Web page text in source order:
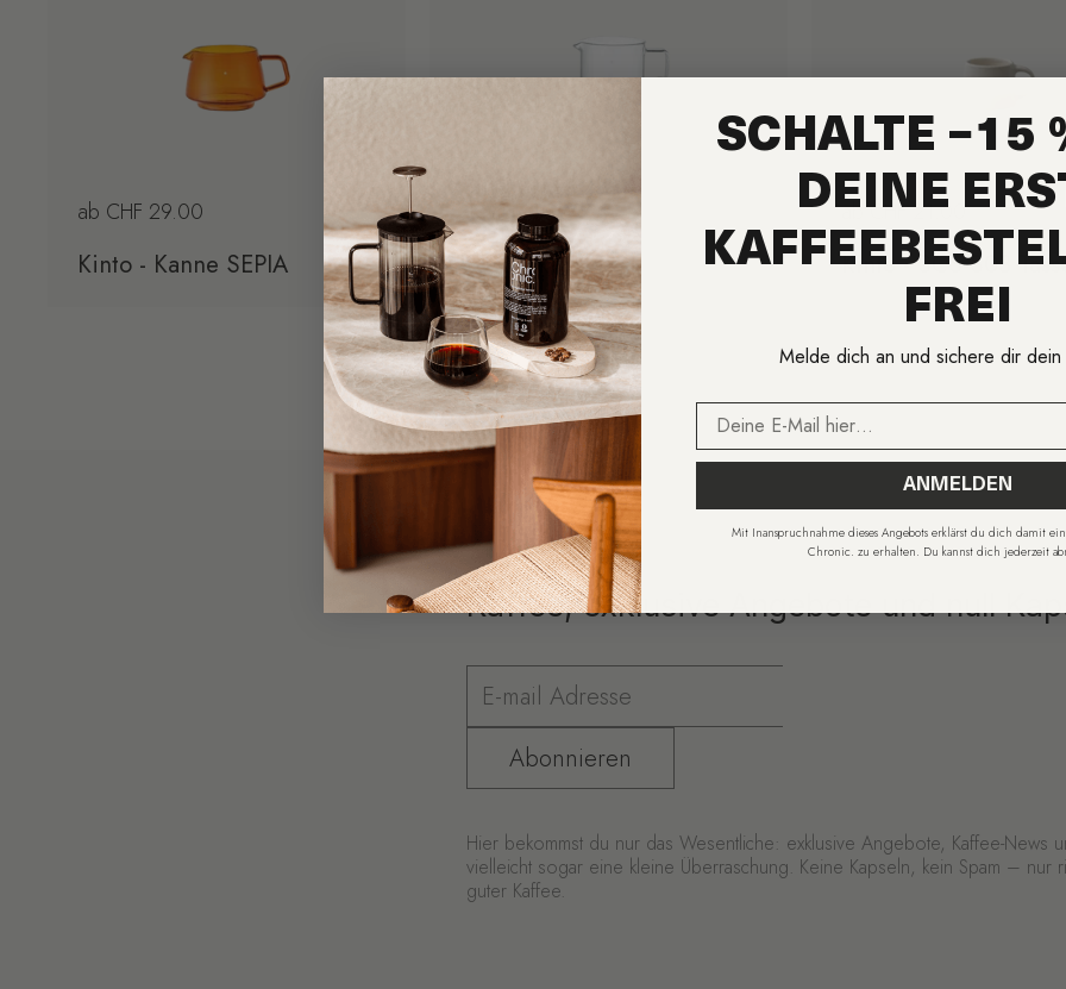
Regulärer Preis
ab CHF 29.00
Kinto - Kanne SEPIA
Regulärer Preis
ab CHF 15.00
Kinto - Krug OCT
Regulärer Preis
ab CHF 21.00
Kinto - SCS-S03
Kaffee, exklusive Angebote und null
Abonnieren
Hier bekommst du nur das Wesentliche: exklusive Angebote, Kaffee-News
vielleicht sogar eine kleine Überraschung. Keine Kapseln, kein Spam – nur
guter Kaffee.
SCHALTE −15
DEINE
FREI
Melde dich an und sichere dir
Email
ANMELDEN
Mit Inanspruchnahme dieses Angebots erklärst du dich damit
Chronic. zu erhalten. Du kannst dich jederzeit